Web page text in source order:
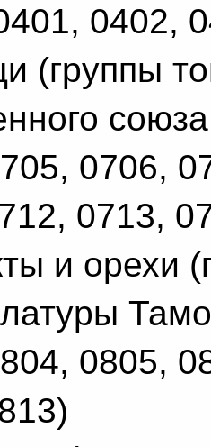
0402,
(группы
0706,
0713,
и орехи
0805,